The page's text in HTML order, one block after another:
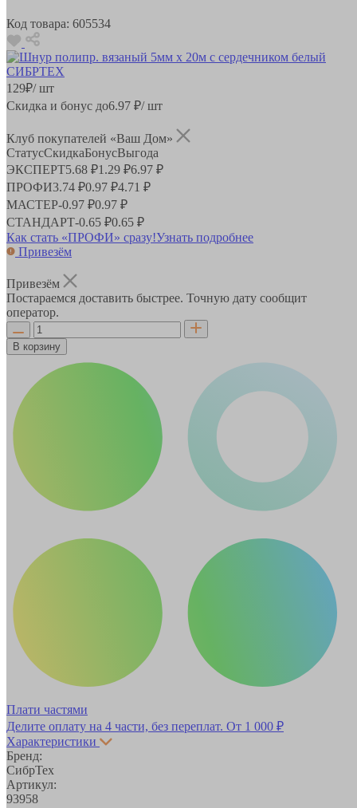
Код товара: 605534
129₽/ шт
Скидка и бонус до6.97 ₽/ шт
Клуб покупателей «Ваш Дом»
СтатусСкидкаБонусВыгода
ЭКСПЕРТ5.68 ₽1.29 ₽6.97 ₽
ПРОФИ3.74 ₽0.97 ₽4.71 ₽
МАСТЕР-0.97 ₽0.97 ₽
СТАНДАРТ-0.65 ₽0.65 ₽
Как стать «ПРОФИ» сразу!Узнать подробнее
Привезём
Привезём
Постараемся доставить быстрее. Точную дату сообщит
оператор.
В корзину
Плати частями
Делите оплату на 4 части, без переплат. От 1 000 ₽
Характеристики
Бренд:
СибрТех
Артикул:
93958